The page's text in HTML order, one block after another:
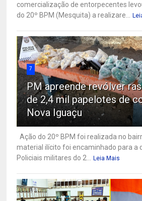
comercialização de entorpecentes
do 20º BPM (Mesquita) a realizare...
7
PM apreende revólver
de 2,4 mil papelotes de
Nova Iguaçu
Ação do 20º BPM foi realizada no
material ilícito foi encaminhado para a
Policiais militares do 2...
Leia Mais